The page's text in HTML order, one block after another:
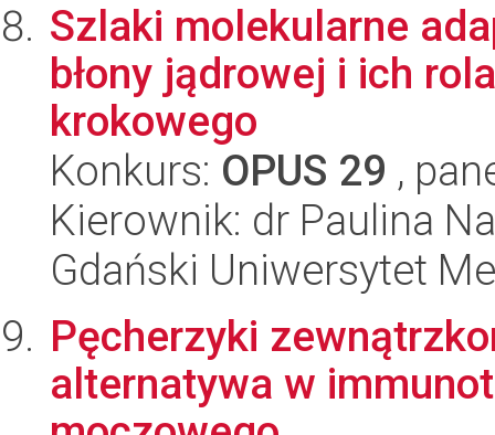
Szlaki molekularne
błony jądrowej i ich
krokowego
Konkurs: OPUS 29 ,
Kierownik: dr Paulina
Gdański Uniwersytet
Pęcherzyki
alternatywa w